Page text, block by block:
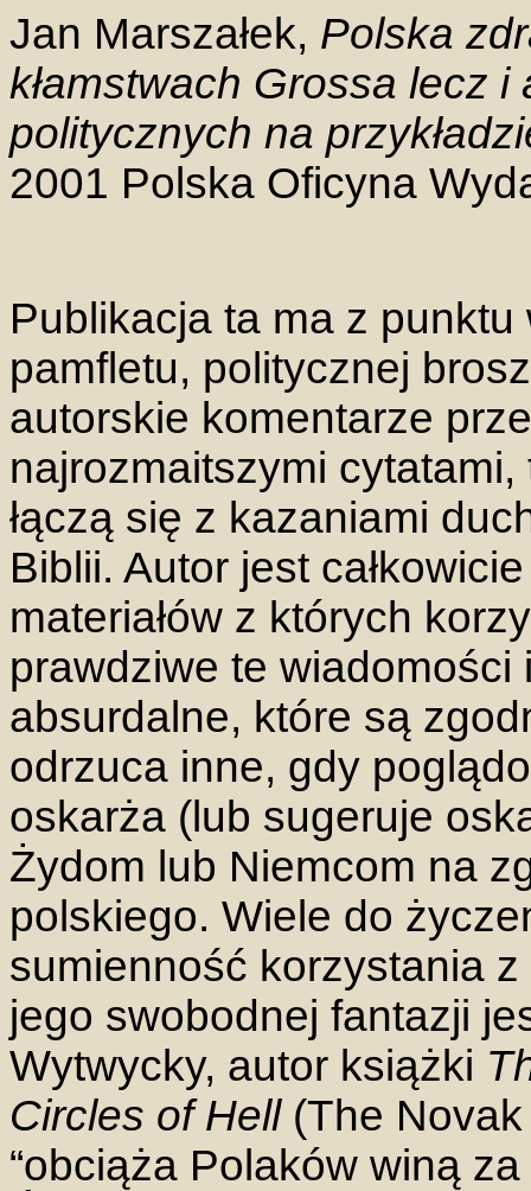
Jan Marszałek, Polska
kłamstwach Grossa lecz
politycznych na
2001 Polska Oficyna
Publikacja ta ma z
pamfletu, politycznej
autorskie komentarze
najrozmaitszymi
łączą się z kazaniami
Biblii. Autor jest
materiałów z których
prawdziwe te wiadomości
absurdalne, które są
odrzuca inne, gdy
oskarża (lub sugeruje
Żydom lub Niemcom na
polskiego. Wiele do
sumienność korzystania
jego swobodnej fantazji
Wytwycky, autor książki
Circles of Hell(The Novak
“obciąża Polaków winą